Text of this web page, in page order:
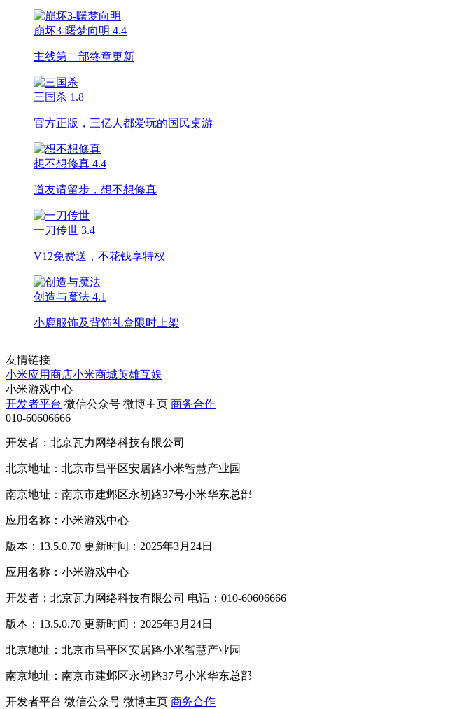
崩坏3-曙梦向明 4.4
主线第二部终章更新
三国杀 1.8
官方正版，三亿人都爱玩的国民桌游
想不想修真 4.4
道友请留步，想不想修真
一刀传世 3.4
V12免费送，不花钱享特权
创造与魔法 4.1
小鹿服饰及背饰礼盒限时上架
友情链接
小米应用商店小米商城英雄互娱
小米游戏中心
开发者平台 微信公众号 微博主页 商务合作
010-60606666
开发者：北京瓦力网络科技有限公司
北京地址：北京市昌平区安居路小米智慧产业园
南京地址：南京市建邺区永初路37号小米华东总部
应用名称：小米游戏中心
版本：13.5.0.70 更新时间：2025年3月24日
应用名称：小米游戏中心
开发者：北京瓦力网络科技有限公司 电话：010-60606666
版本：13.5.0.70 更新时间：2025年3月24日
北京地址：北京市昌平区安居路小米智慧产业园
南京地址：南京市建邺区永初路37号小米华东总部
开发者平台 微信公众号 微博主页 商务合作